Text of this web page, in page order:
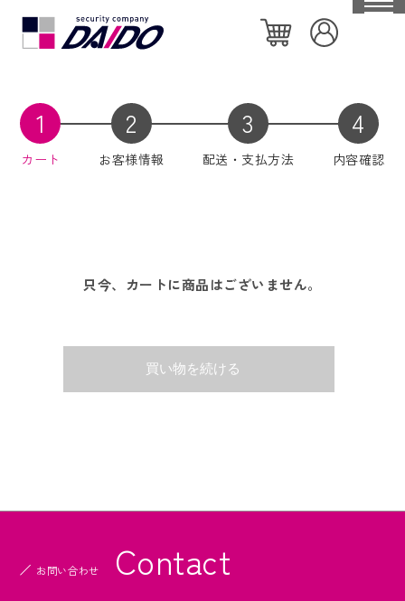
HOME
大同警備保障について
個人のお客様
交通誘導・イベント警備・施設警備等
カート お客様情報 配送・支払方法 内容確認
只今、カートに商品はございません。
お問い合わせ Contact